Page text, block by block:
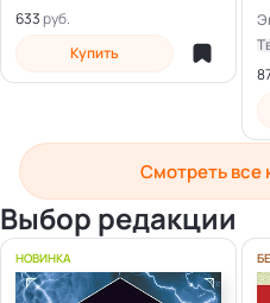
633
Электронная
Купить
Смотреть все
Выбор редакции
НОВИНКА